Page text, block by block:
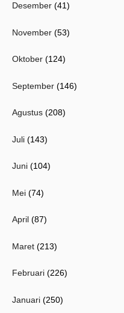
Desember (41)
November (53)
Oktober (124)
September (146)
Agustus (208)
Juli (143)
Juni (104)
Mei (74)
April (87)
Maret (213)
Februari (226)
Januari (250)